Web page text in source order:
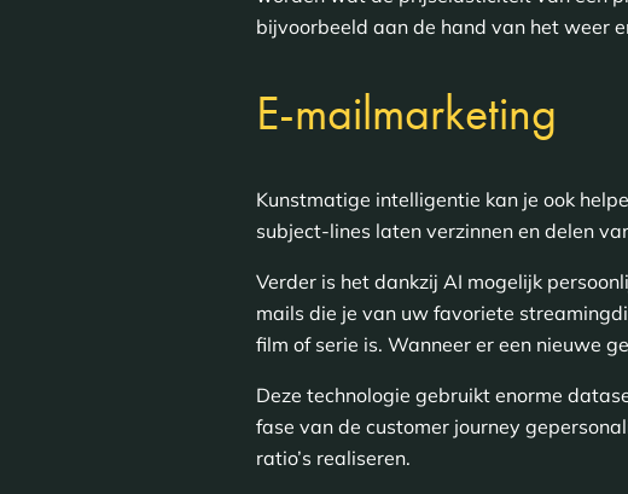
bijvoorbeeld aan de hand van het weer
E-mailmarketing
Kunstmatige intelligentie kan je ook
subject-lines laten verzinnen en delen
Verder is het dankzij AI mogelijk
mails die je van uw favoriete
film of serie is. Wanneer er een nieuwe
Deze technologie gebruikt enorme
fase van de customer journey
ratio’s realiseren.